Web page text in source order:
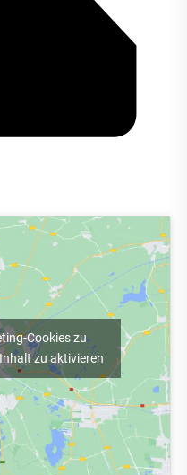
Cookies zu
zu aktivieren